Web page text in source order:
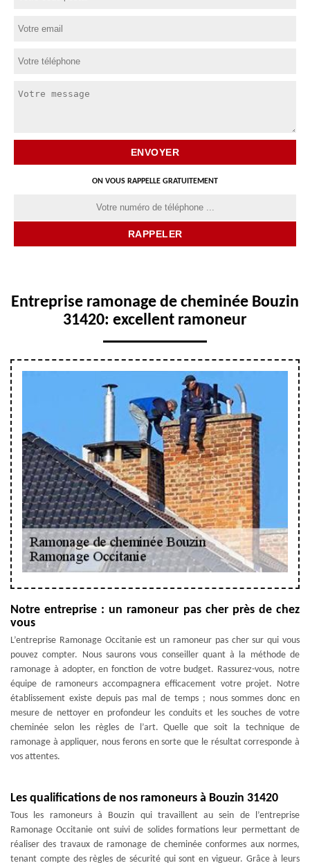
ON VOUS RAPPELLE GRATUITEMENT
Entreprise ramonage de cheminée Bouzin
31420: excellent ramoneur
Notre entreprise : un ramoneur pas cher près de chez
vous
L’entreprise Ramonage Occitanie est un ramoneur pas cher sur qui vous
pouvez compter. Nous saurons vous conseiller quant à la méthode de
ramonage à adopter, en fonction de votre budget. Rassurez-vous, notre
équipe de ramoneurs accompagnera efficacement votre projet. Notre
établissement existe depuis pas mal de temps ; nous sommes donc en
mesure de nettoyer en profondeur les conduits et les souches de votre
cheminée selon les règles de l’art. Quelle que soit la technique de
ramonage à appliquer, nous ferons en sorte que le résultat corresponde à
vos attentes.
Les qualifications de nos ramoneurs à Bouzin 31420
Tous les ramoneurs à Bouzin qui travaillent au sein de l’entreprise
Ramonage Occitanie ont suivi de solides formations leur permettant de
réaliser des travaux de ramonage de cheminée conformes aux normes,
tenant compte des règles de sécurité qui sont en vigueur. Grâce à leurs